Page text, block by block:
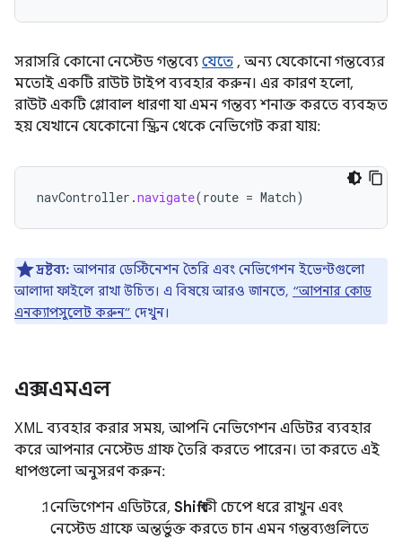
সরাসরি কোনো নেস্টেড গন্তব্যে যেতে , অন্য যেকোনো গন্তব্যের
মতোই একটি রাউট টাইপ ব্যবহার করুন। এর কারণ হলো,
রাউট একটি গ্লোবাল ধারণা যা এমন গন্তব্য শনাক্ত করতে ব্যবহৃত
হয় যেখানে যেকোনো স্ক্রিন থেকে নেভিগেট করা যায়:
navController .navigate(route = Match)
দ্রষ্টব্য: আপনার ডেস্টিনেশন তৈরি এবং নেভিগেশন ইভেন্টগুলো
আলাদা ফাইলে রাখা উচিত। এ বিষয়ে আরও জানতে, “আপনার কোড
এনক্যাপসুলেট করুন” দেখুন।
এক্সএমএল
XML ব্যবহার করার সময়, আপনি নেভিগেশন এডিটর ব্যবহার
করে আপনার নেস্টেড গ্রাফ তৈরি করতে পারেন। তা করতে এই
ধাপগুলো অনুসরণ করুন:
নেভিগেশন এডিটরে, Shiftকী চেপে ধরে রাখুন এবং
নেস্টেড গ্রাফে অন্তর্ভুক্ত করতে চান এমন গন্তব্যগুলিতে